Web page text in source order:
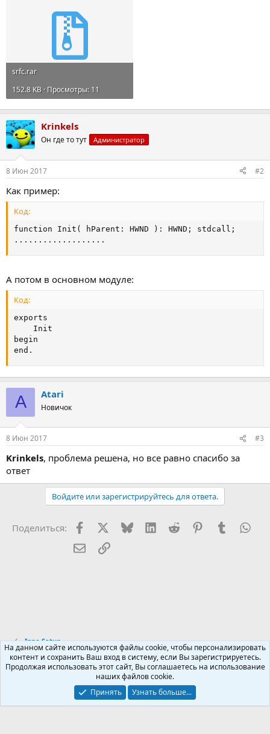
srfc.rar
152.8 KB · Просмотры: 11
Krinkels
Он где то тут Администратор
8 Июн 2017 #2
Как пример:
Код:
function Init( hParent: HWND ): HWND; stdcall;
...................
А потом в основном модуле:
Код:
exports
    Init
begin
end.
A Atari
Новичок
8 Июн 2017 #3
Krinkels, проблема решена, но все равно спасибо за
ответ
Войдите или зарегистрируйтесь для ответа.
Поделиться: FacebookX (Twitter)
BlueskyLinkedInReddit PinterestTumblr
Электронная почта
Ссылка
Inno Setup
Russian (RU)
Условия и правила
Политика конфиденциальности
Помощь
На данном сайте используются файлы cookie, чтобы персонализировать
контент и сохранить Ваш вход в систему, если Вы зарегистрируетесь.
Продолжая использовать этот сайт, Вы соглашаетесь на использование
наших файлов cookie.
Принять
Узнать больше...